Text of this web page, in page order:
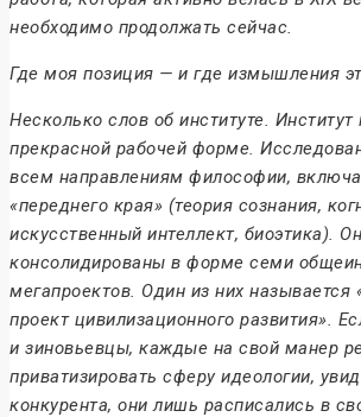
необходимо продолжать сейчас.
Где моя позиция — и где измышления
Несколько слов об институте. Институт
прекрасной рабочей форме.
всем направлениям философии,
«переднего края» (теория сознания,
искусственный интеллект, биоэтика).
консолидированы в форме семи
мегапроектов. Один из них называется
проект цивилизационного развития».
и зиновьевцы, каждые на свой манер
приватизировать сферу идеологии,
конкурента, они лишь расписались в